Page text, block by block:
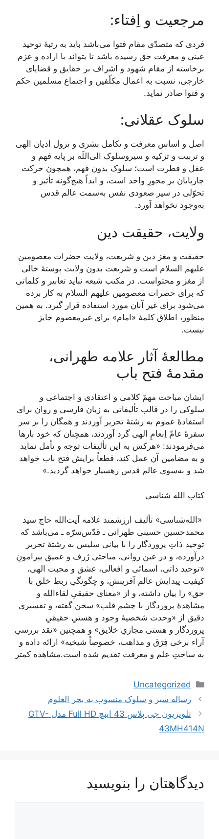
مرجعیت و اِفتاء:
فردی که متصدّی مقام فتوا می‌باشد باید به رتبۀ توحید
عینی و معرفت حق رسیده باشد تا بتواند با اراده و عزم
برخاسته از مقام شهود و اشراف بر حقایق و قضایای
خارجی، نسبت به اعمال مکلّفین و اجتماع مسلمین حکم
و فتوا صادر نماید.
سلوک عقلانی:
اصل و اساس معرفت و تکامل بشری و نزول ادیان الهی
و تربیت و تزکیه و سیروسلوک الی‌اللَه بر پایه فهم و
عقل و فطرت است؛ سلوک بدون فهم، همچون حرکت
چارپایان بر محورِ واحد است، و ابداً هیچ‌گونه تأثیر و
تحوّلی در سیر صعودی نفس به‌سمت عالم قدس
به‌وجود نخواهد آورد.
ولایت، حقیقت دین
حقیقت و مغز دین و شریعت، ولایت حضرات معصومین
علیهم السلام است و شریعت بدون ولایت پوستۀ خالی
از مغز و محتواست. در مکتب شیعه نباید تعابیر و کلماتی
که برای حضرات معصومین علیهم السلام به کار برده
می‌شود برای غیر آنان مورد استفاده قرار گیرد. به همین
منظور، اطلاق کلمۀ «امام» برای غیرمعصوم جایز
نیست.
مطالعۀ آثار علامه طهرانی،
مقدمۀ فتح باب
ایشان مباحث مهمّ کلامی و اعتقادی و اجتماعی و
سلوکی را در قالب تألیفاتی به زبان فارسی و روان برای
استفادۀ عموم به رشتۀ تحریر آوردند و همگان را بر سر
سفرۀ عامّ اِنعامِ الهی گرد آوردند، همچنان که خود بارها
می‌فرمودند: «هرکس به این تألیفات توجه و تأمل نماید
و به مضامین آن عمل کند، قطعاً برایش فتح باب خواهد
شد و به‌سوی عالم قدس رهسپار خواهد گردید.»
کتاب الله شناسی
«الله‌شناسی» تألیف ارزشمند علامه آیت‌الله حاج سید
محمد‌حسین حسینی طهرانی ـ قدّس‌سرّه ـ می‌باشد که
توحید ذاتِ پروردگار را با بیانی سلیس به رشتۀ تحریر
درآورده، و در عین روانی، مباحثی ژرف و عمیق پیرامونِ
«توحید ذاتی، اسمائی و افعالی، عشق و محبت الهی،
کیفیت پیدایش عالم آفرینش، و چگونگیِ ربط خلق با
حق» را بیان داشته، و از «معنای حقیقیِ لقاء‌الله و
مشاهدۀ پروردگار با چشم قلب» سخن گفته، و تفسیری
دقیق از «وحدت شخصیۀ وجود و هستیِ حقیقیِ
پروردگار و هستی مجازیِ خلایق» و همچنین «نقد بررسیِ
آراء برخی فِرَق و مذاهب، خصوصاً شیخیه» ارائه داده و
به ساحتِ علم و معرفت تقدیم شده است.مشاهده کمتر
دسته‌ها
Uncategorized
ناوبری
نوشته‌ها
رساله سیر و سلوک منسوب به بحر العلوم
تلویزیون جی پلاس 43 اینچ Full HD مدل GTV-
43MH414N
دیدگاهتان را بنویسید